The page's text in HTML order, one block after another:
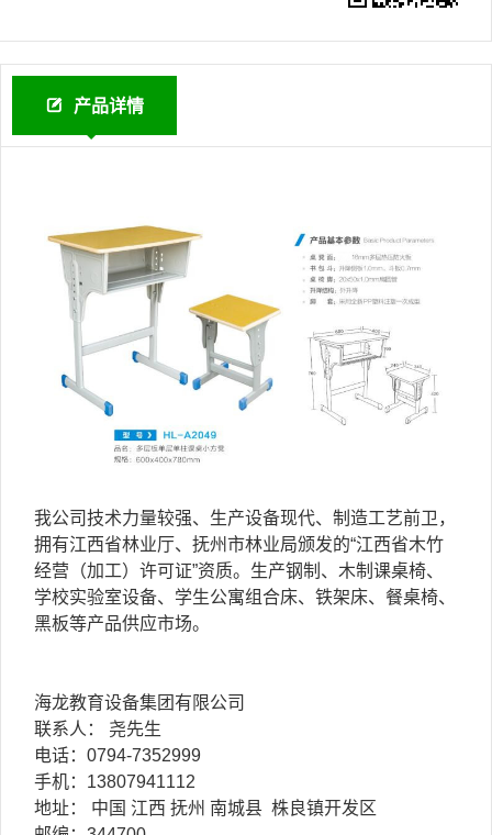
产品详情
我公司技术力量较强、生产设备现代、制造工艺前卫，
拥有江西省林业厅、抚州市林业局颁发的“江西省木竹
经营（加工）许可证”资质。生产钢制、木制课桌椅、
学校实验室设备、学生公寓组合床、铁架床、餐桌椅、
黑板等产品供应市场。
海龙教育设备集团有限公司
联系人： 尧先生
电话：0794-7352999
手机：13807941112
地址： 中国 江西 抚州 南城县 株良镇开发区